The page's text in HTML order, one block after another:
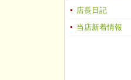
店長日記
当店新着情報